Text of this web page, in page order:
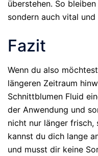
überstehen. So
sondern auch vital
Fazit
Wenn du also
längeren Zeitraum
Schnittblumen Fluid
der Anwendung und
nicht nur länger frisch,
kannst du dich lange
und musst dir keine